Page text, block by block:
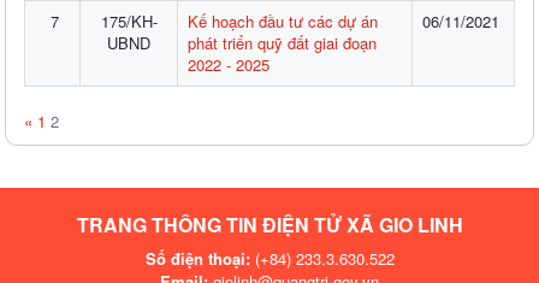
7
175/KH-
UBND
Kế hoạch đầu tư các dự án
phát triển quỹ đất giai đoạn
2022 - 2025
06/11/2021
« 1 2
TRANG THÔNG TIN ĐIỆN TỬ XÃ GIO LINH
Số điện thoại:(+84) 233.3.630.522